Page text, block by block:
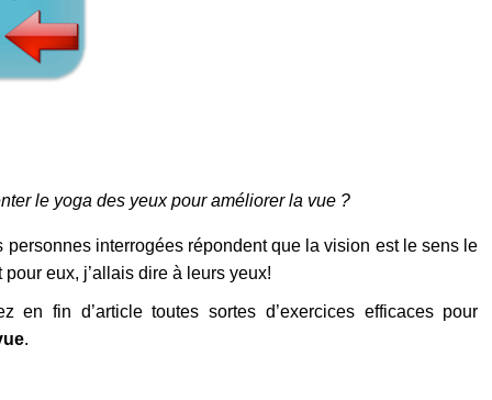
le yoga des yeux pour améliorer la vue ?
personnes interrogées répondent que la vision est le sens le
pour eux, j’allais dire à leurs yeux!
en fin d’article toutes sortes d’exercices efficaces pour
.